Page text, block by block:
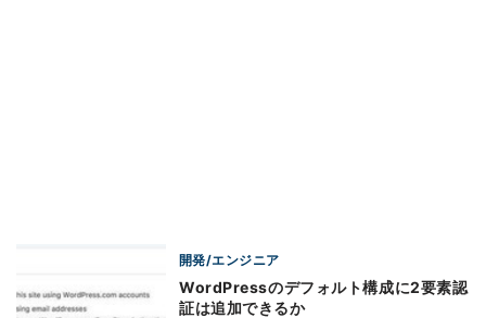
開発/エンジニア
WordPressのデフォルト構成に2要素認
証は追加できるか